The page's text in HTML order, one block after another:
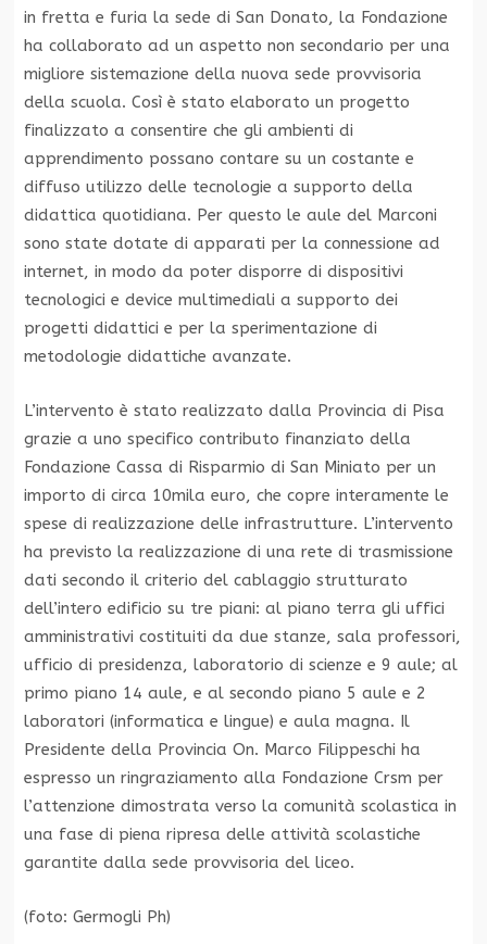
in fretta e furia la sede di San Donato, la Fondazione
ha collaborato ad un aspetto non secondario per una
migliore sistemazione della nuova sede provvisoria
della scuola. Così è stato elaborato un progetto
finalizzato a consentire che gli ambienti di
apprendimento possano contare su un costante e
diffuso utilizzo delle tecnologie a supporto della
didattica quotidiana. Per questo le aule del Marconi
sono state dotate di apparati per la connessione ad
internet, in modo da poter disporre di dispositivi
tecnologici e device multimediali a supporto dei
progetti didattici e per la sperimentazione di
metodologie didattiche avanzate.
L’intervento è stato realizzato dalla Provincia di Pisa
grazie a uno specifico contributo finanziato della
Fondazione Cassa di Risparmio di San Miniato per un
importo di circa 10mila euro, che copre interamente le
spese di realizzazione delle infrastrutture. L’intervento
ha previsto la realizzazione di una rete di trasmissione
dati secondo il criterio del cablaggio strutturato
dell’intero edificio su tre piani: al piano terra gli uffici
amministrativi costituiti da due stanze, sala professori,
ufficio di presidenza, laboratorio di scienze e 9 aule; al
primo piano 14 aule, e al secondo piano 5 aule e 2
laboratori (informatica e lingue) e aula magna. Il
Presidente della Provincia On. Marco Filippeschi ha
espresso un ringraziamento alla Fondazione Crsm per
l’attenzione dimostrata verso la comunità scolastica in
una fase di piena ripresa delle attività scolastiche
garantite dalla sede provvisoria del liceo.
(foto: Germogli Ph)